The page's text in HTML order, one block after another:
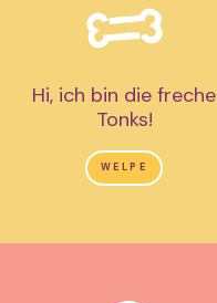
Hi, ich bin die freche
Tonks!
WELPE